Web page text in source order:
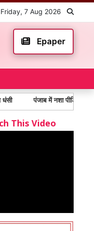
Friday, 7 Aug 2026
Epaper
पंजाब में नशा पीड़ितों में 65% से
This Video